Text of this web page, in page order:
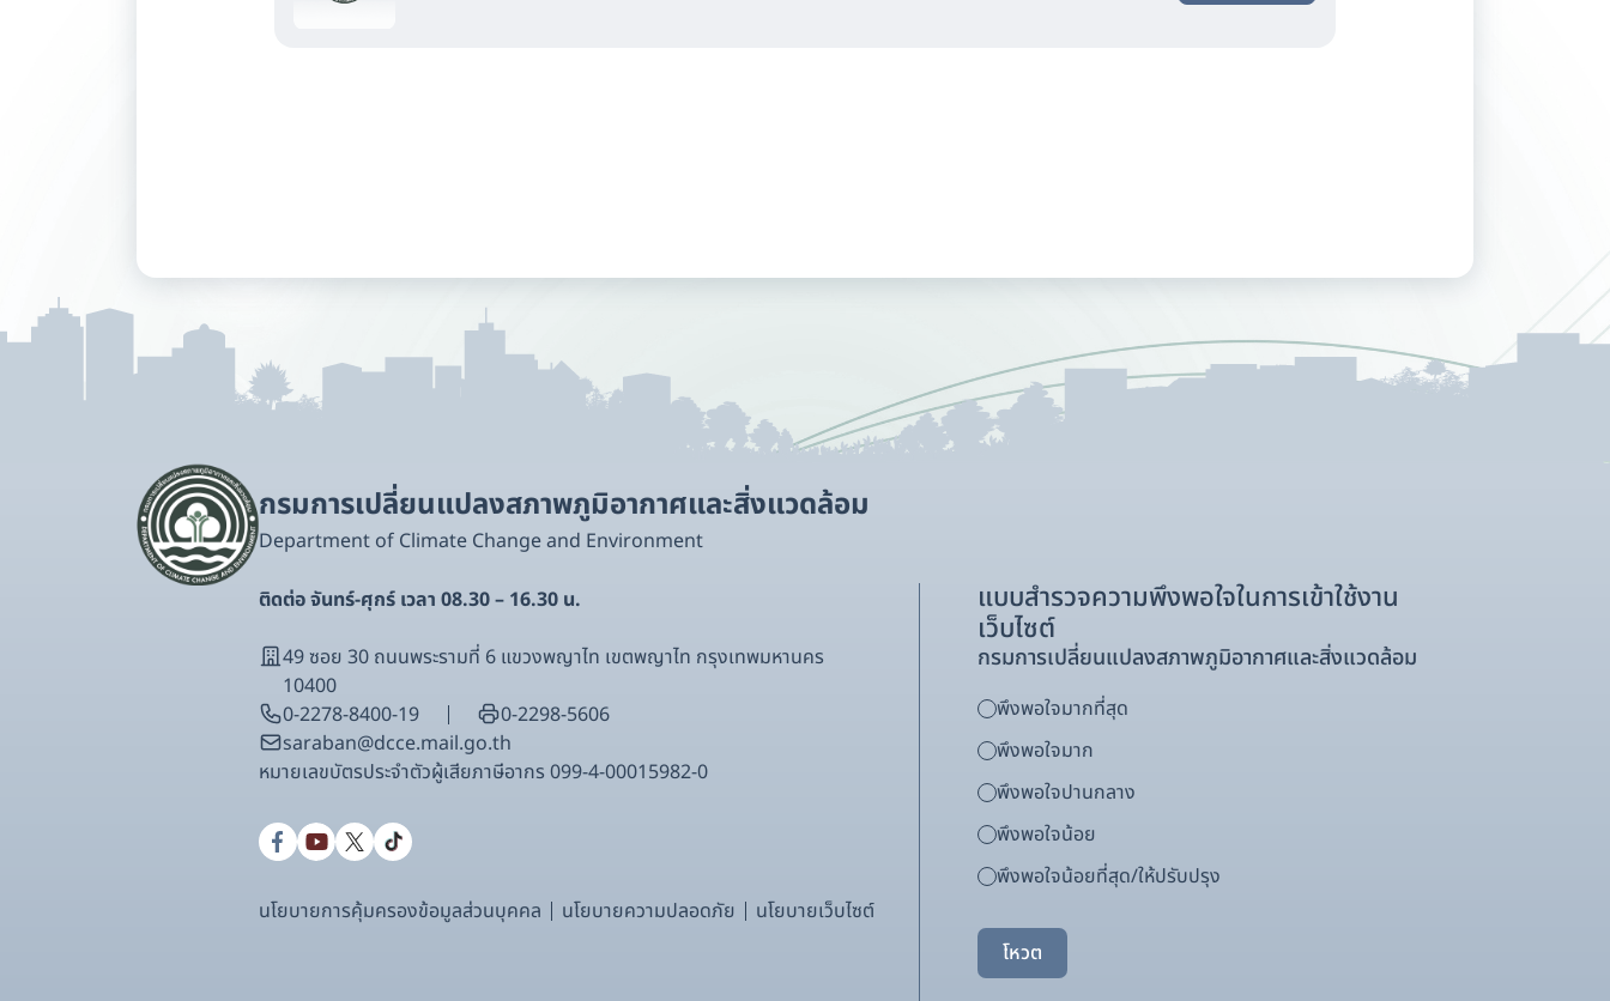
กรมการเปลี่ยนแปลงสภาพภูมิอากาศและสิ่งแวดล้อม
Department of Climate Change and Environment
ติดต่อ จันทร์-ศุกร์ เวลา 08.30 – 16.30 น.
49 ซอย 30 ถนนพระรามที่ 6 แขวงพญาไท เขตพญาไท กรุงเทพมหานคร
10400
0-2278-8400-19
0-2298-5606
saraban@dcce.mail.go.th
หมายเลขบัตรประจําตัวผู้เสียภาษีอากร 099-4-00015982-0
นโยบายการคุ้มครองข้อมูลส่วนบุคคล นโยบายความปลอดภัย นโยบายเว็บไซต์
แบบสำรวจความพึงพอใจในการเข้าใช้งาน
เว็บไซต์
กรมการเปลี่ยนแปลงสภาพภูมิอากาศและสิ่งแวดล้อม
พึงพอใจมากที่สุด
พึงพอใจมาก
พึงพอใจปานกลาง
พึงพอใจน้อย
พึงพอใจน้อยที่สุด/ให้ปรับปรุง
โหวต